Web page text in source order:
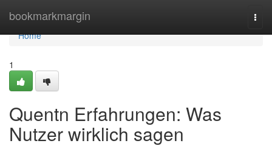
bookmarkmargin
Home
Home
1
Quentn Erfahrungen: Was
Nutzer wirklich sagen